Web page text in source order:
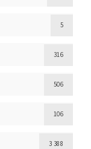
5
316
506
106
3 388